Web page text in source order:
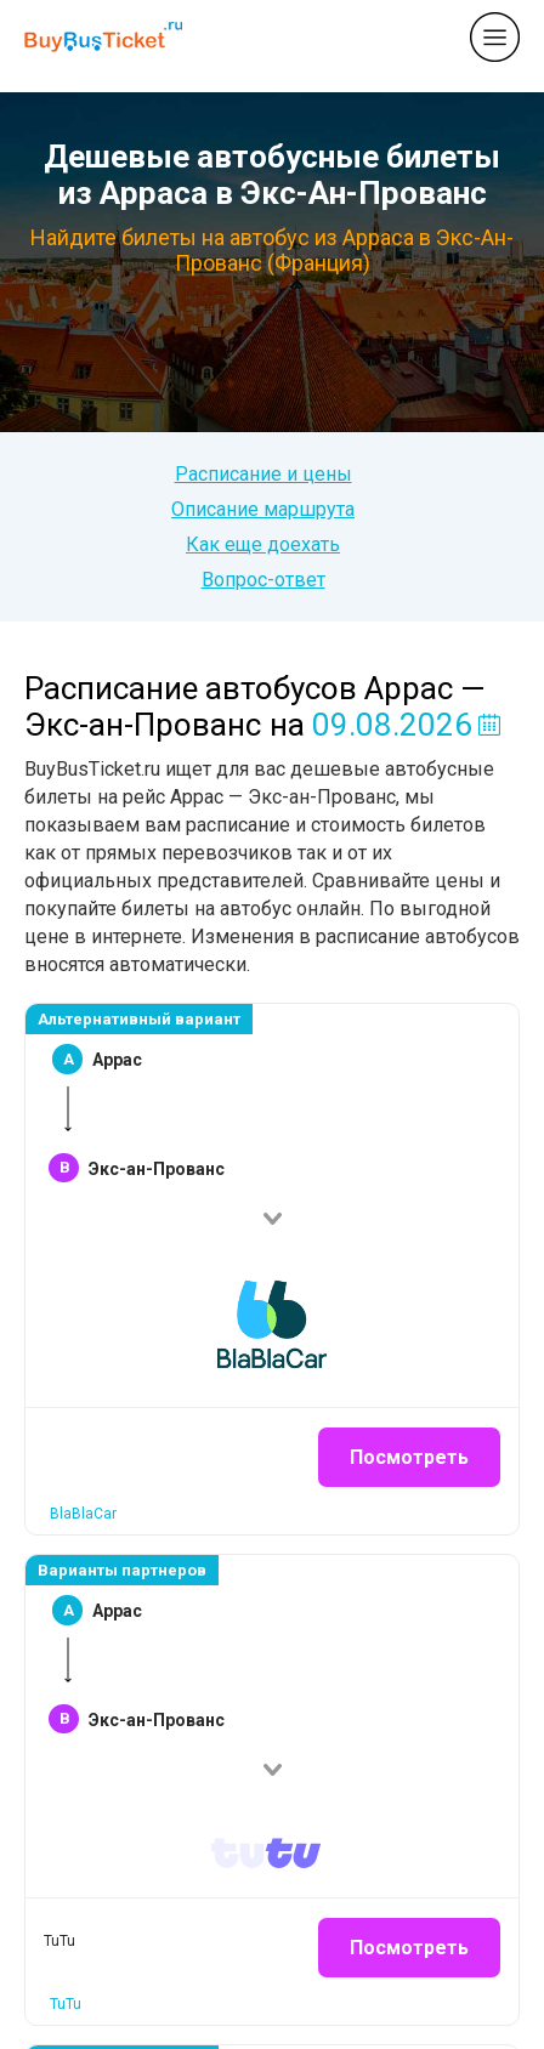
Дешевые автобусные билеты
из Арраса в Экс-Ан-Прованс
Найдите билеты на автобус из Арраса в Экс-Ан-
Прованс (Франция)
Расписание и цены
Описание маршрута
Как еще доехать
Вопрос-ответ
Расписание автобусов Аррас —
Экс-ан-Прованс на 09.08.2026
BuyBusTicket.ru ищет для вас дешевые автобусные
билеты на рейс Аррас — Экс-ан-Прованс, мы
показываем вам расписание и стоимость билетов
как от прямых перевозчиков так и от их
официальных представителей. Сравнивайте цены и
покупайте билеты на автобус онлайн. По выгодной
цене в интернете. Изменения в расписание автобусов
вносятся автоматически.
Альтернативный вариант
A Аррас
B Экс-ан-Прованс
Посмотреть
BlaBlaCar
Варианты партнеров
A Аррас
B Экс-ан-Прованс
TuTu Посмотреть
TuTu